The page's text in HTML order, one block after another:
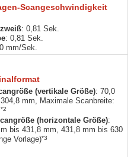
Scangeschwindigkeit
: 0,81 Sek.
: 0,81 Sek.
mm/Sek.
(vertikale Größe): 70,0
mm, Maximale Scanbreite:
*2
(horizontale Größe):
bis 431,8 mm, 431,8 mm bis 630
Vorlage)*3